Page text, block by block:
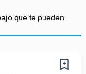
que te pueden